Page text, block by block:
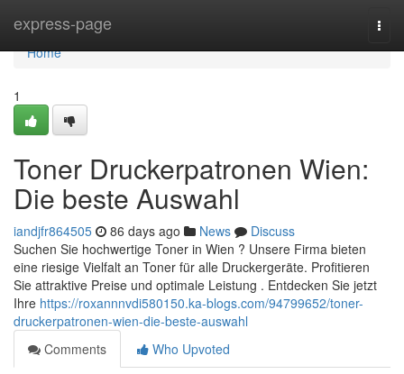
express-page
Home
Home
1
Toner Druckerpatronen Wien:
Die beste Auswahl
iandjfr864505 86 days ago News
Discuss
Suchen Sie hochwertige Toner in Wien ? Unsere Firma bieten
eine riesige Vielfalt an Toner für alle Druckergeräte. Profitieren
Sie attraktive Preise und optimale Leistung . Entdecken Sie jetzt
Ihre https://roxannnvdi580150.ka-blogs.com/94799652/toner-
druckerpatronen-wien-die-beste-auswahl
Comments
Who Upvoted